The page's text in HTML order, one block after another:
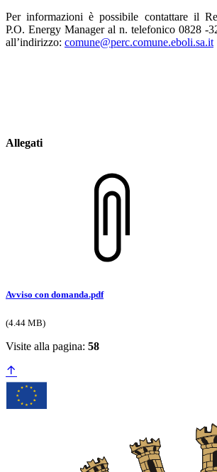
Per informazioni è possibile contattare il
P.O. Energy Manager al n. telefonico 0828 -
all’indirizzo: comune@perc.comune.eboli.sa.it
Allegati
Avviso con domanda.pdf
(4.44 MB)
Visite alla pagina: 58